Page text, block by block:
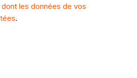
les données de vos
.